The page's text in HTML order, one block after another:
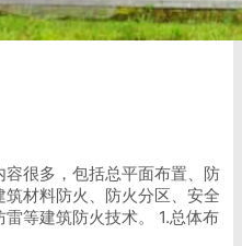
很多，包括总平面布置、防
材料防火、防火分区、安全
等建筑防火技术。 1.总体布